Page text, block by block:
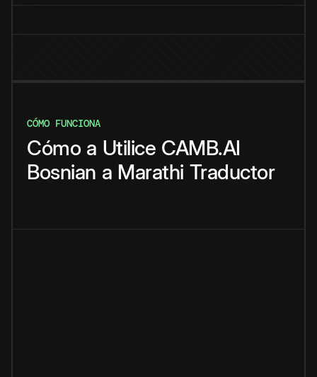
CÓMO FUNCIONA
Cómo a Utilice CAMB.AI
Bosnian a Marathi Traductor